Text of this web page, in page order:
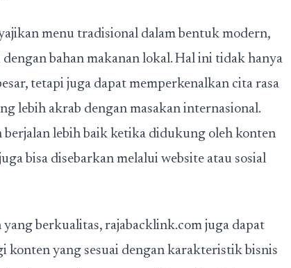
menu tradisional dalam bentuk modern,
bahan makanan lokal. Hal ini tidak hanya
tetapi juga dapat memperkenalkan cita rasa
lebih akrab dengan masakan internasional.
lebih baik ketika didukung oleh konten
bisa disebarkan melalui website atau sosial
berkualitas, rajabacklink.com juga dapat
konten yang sesuai dengan karakteristik bisnis